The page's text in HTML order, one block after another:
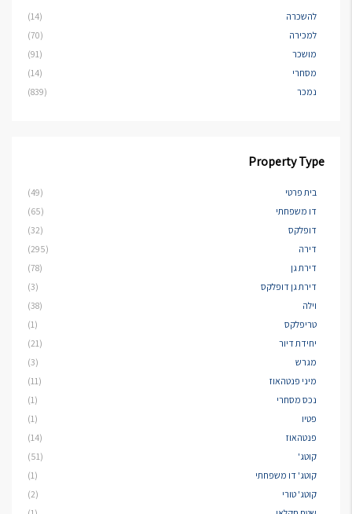
להשכרה
(14)
למכירה
(70)
מושכר
(91)
מסחרי
(14)
נמכר
(839)
Property Type
בית פרטי
(49)
דו משפחתי
(65)
דופלקס
(32)
דירה
(295)
דירת גן
(78)
דירת גן דופלקס
(3)
וילה
(38)
טריפלקס
(1)
יחידת דיור
(21)
מגרש
(3)
מיני פנטהאוז
(11)
נכס מסחרי
(1)
פטיו
(1)
פנטהאוז
(14)
קוטג'
(51)
קוטג' דו משפחתי
(1)
קוטג' טורי
(2)